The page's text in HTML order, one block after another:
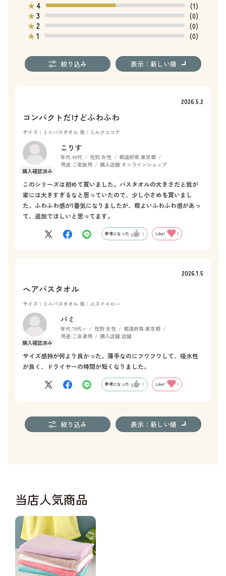
★ 4
(1)
★3
(0)
★2
(0)
★1 (0)
絞り込み 表示：新しい順
2026.5.2
コンパクトだけどふわふわ
サイズ：ミニバスタオル 色：ミルクココア
こりす
年代:40代 性別:女性 都道府県:東京都
用途: ご家族用 購入店舗:オンラインショップ
このシリーズは初めて買いました。バスタオルの大きさだと我が
家には大きすぎるなと思っていたので、少し小さめを買いまし
た。ふわふわ感が1番気になりましたが、程よいふわふわ感があっ
て、追加でほしいと思ってます。
参考になった 0 Like! 0
2026.1.5
ヘアバスタオル
サイズ：ミニバスタオル 色：ユズイエロー
パミ
年代:70代～ 性別:女性 都道府県:東京都
用途: ご自身用 購入店舗:店舗
サイズ感持が何より良かった。薄手なのにフワフワして、吸水性
が良く、ドライヤーの時間が短くなりました。
参考になった 0 Like! 0
絞り込み 表示：新しい順
当店人気商品